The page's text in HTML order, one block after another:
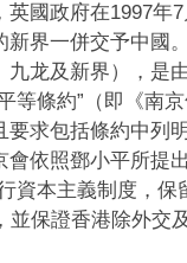
國政府在1997年
界一併交予中國
龙及新界），是
等條約”（即《南
求包括條約中列
依照鄧小平所提
資本主義制度，保
並保證香港除外交